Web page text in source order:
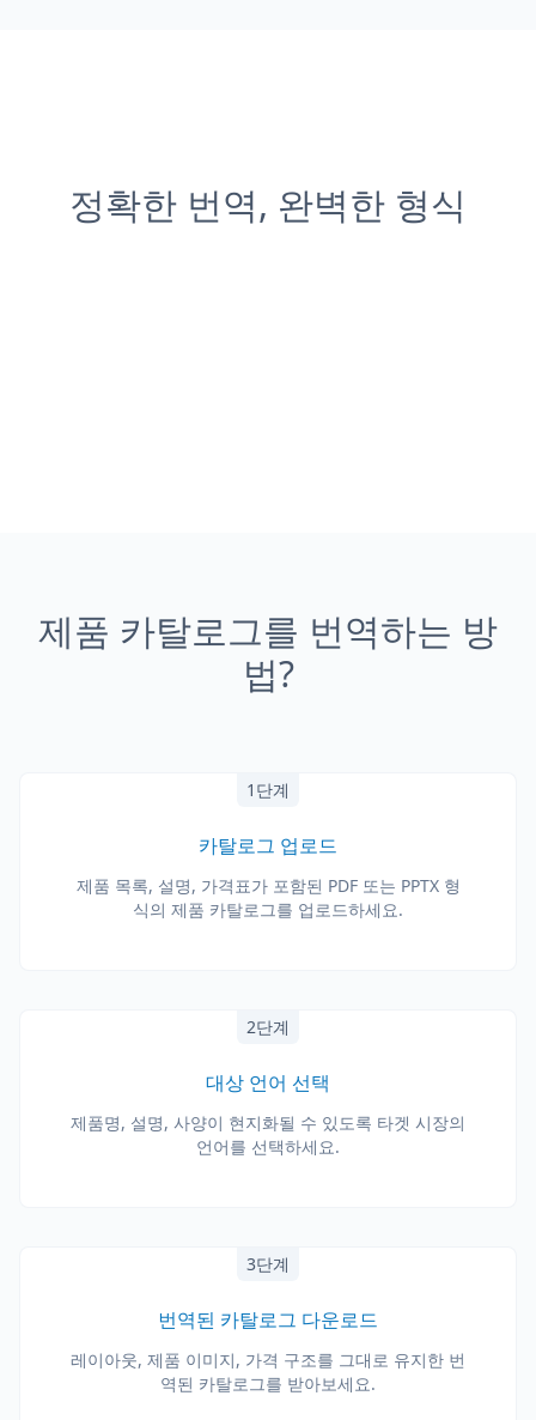
정확한 번역, 완벽한 형식
제품 카탈로그를 번역하는 방
법?
1단계
카탈로그 업로드
제품 목록, 설명, 가격표가 포함된 PDF 또는 PPTX 형
식의 제품 카탈로그를 업로드하세요.
2단계
대상 언어 선택
제품명, 설명, 사양이 현지화될 수 있도록 타겟 시장의
언어를 선택하세요.
3단계
번역된 카탈로그 다운로드
레이아웃, 제품 이미지, 가격 구조를 그대로 유지한 번
역된 카탈로그를 받아보세요.